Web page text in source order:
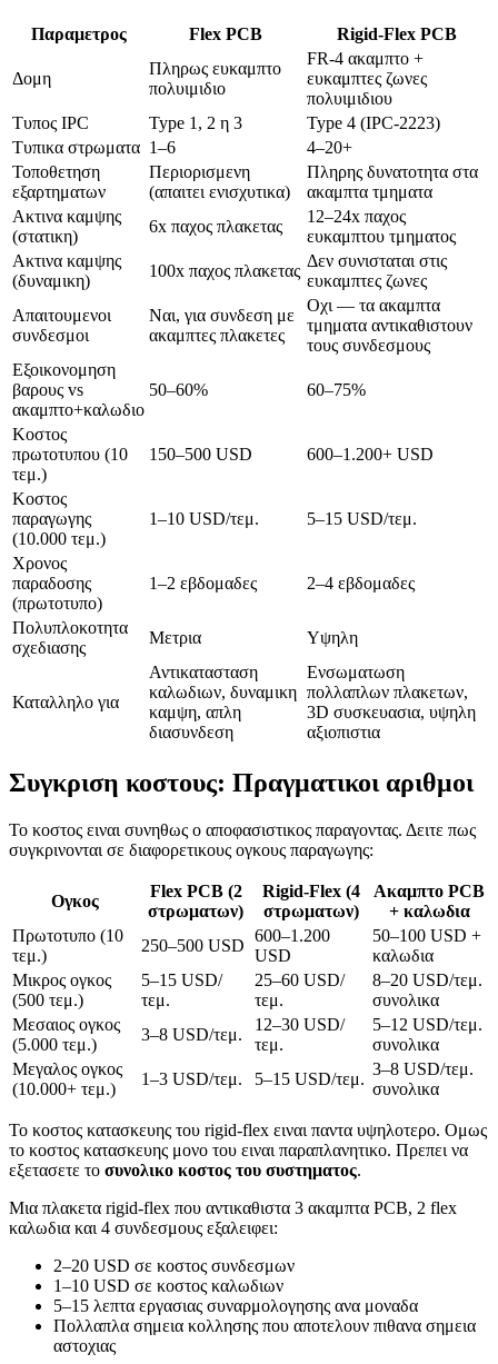
Παραμετρος Flex PCB Rigid-Flex PCB
Δομη
Πληρως ευκαμπτο
πολυιμιδιο
FR-4 ακαμπτο +
ευκαμπτες ζωνες
πολυιμιδιου
Τυπος IPC
Type 1, 2 η 3
Type 4 (IPC-2223)
Τυπικα στρωματα 1–6
4–20+
Τοποθετηση
εξαρτηματων
Περιορισμενη
(απαιτει ενισχυτικα)
Πληρης δυνατοτητα στα
ακαμπτα τμηματα
Ακτινα καμψης
(στατικη)
6x παχος πλακετας
12–24x παχος
ευκαμπτου τμηματος
Ακτινα καμψης
(δυναμικη)
100x παχος πλακετας
Δεν συνισταται στις
ευκαμπτες ζωνες
Απαιτουμενοι
συνδεσμοι
Ναι, για συνδεση με
ακαμπτες πλακετες
Οχι — τα ακαμπτα
τμηματα αντικαθιστουν
τους συνδεσμους
Εξοικονομηση
βαρους vs
ακαμπτο+καλωδιο
50–60% 60–75%
Κοστος
πρωτοτυπου (10
τεμ.)
150–500 USD 600–1.200+ USD
Κοστος
παραγωγης
(10.000 τεμ.)
1–10 USD/τεμ. 5–15 USD/τεμ.
Χρονος
παραδοσης
(πρωτοτυπο)
1–2 εβδομαδες 2–4 εβδομαδες
Πολυπλοκοτητα
σχεδιασης
Μετρια Υψηλη
Καταλληλο για
Αντικατασταση
καλωδιων, δυναμικη
καμψη, απλη
διασυνδεση
Ενσωματωση
πολλαπλων πλακετων,
3D συσκευασια, υψηλη
αξιοπιστια
Συγκριση κοστους: Πραγματικοι αριθμοι
Το κοστος ειναι συνηθως ο αποφασιστικος παραγοντας. Δειτε πως
συγκρινονται σε διαφορετικους ογκους παραγωγης:
Ογκος
Flex PCB (2
στρωματων)
Rigid-Flex (4
στρωματων)
Ακαμπτο PCB
+ καλωδια
Πρωτοτυπο (10
τεμ.)
250–500 USD
600–1.200
USD
50–100 USD +
καλωδια
Μικρος ογκος
(500 τεμ.)
5–15 USD/
τεμ.
25–60 USD/
τεμ.
8–20 USD/τεμ.
συνολικα
Μεσαιος ογκος
(5.000 τεμ.)
3–8 USD/τεμ.
12–30 USD/
τεμ.
5–12 USD/τεμ.
συνολικα
Μεγαλος ογκος
(10.000+ τεμ.)
1–3 USD/τεμ. 5–15 USD/τεμ.
3–8 USD/τεμ.
συνολικα
Το κοστος κατασκευης του rigid-flex ειναι παντα υψηλοτερο. Ομως
το κοστος κατασκευης μονο του ειναι παραπλανητικο. Πρεπει να
εξετασετε το συνολικο κοστος του συστηματος.
Μια πλακετα rigid-flex που αντικαθιστα 3 ακαμπτα PCB, 2 flex
καλωδια και 4 συνδεσμους εξαλειφει:
2–20 USD σε κοστος συνδεσμων
1–10 USD σε κοστος καλωδιων
5–15 λεπτα εργασιας συναρμολογησης ανα μοναδα
Πολλαπλα σημεια κολλησης που αποτελουν πιθανα σημεια
αστοχιας